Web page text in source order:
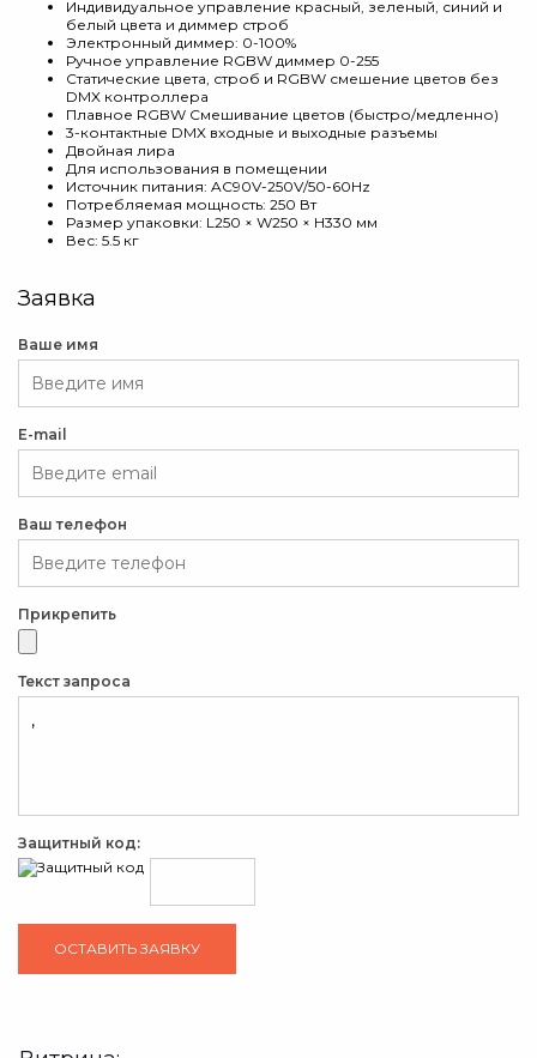
Индивидуальное управление красный, зеленый, синий и
белый цвета и диммер строб
Электронный диммер: 0-100%
Ручное управление RGBW диммер 0-255
Статические цвета, строб и RGBW смешение цветов без
DMX контроллера
Плавное RGBW Смешивание цветов (быстро/медленно)
3-контактные DMX входные и выходные разъемы
Двойная лира
Для использования в помещении
Источник питания: AC90V-250V/50-60Hz
Потребляемая мощность: 250 Вт
Размер упаковки: L250 × W250 × H330 мм
Вес: 5.5 кг
Заявка
Ваше имя
E-mail
Ваш телефон
Прикрепить
Текст запроса
Защитный код: